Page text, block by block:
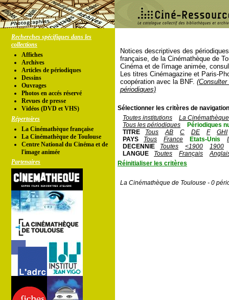
Recherches spécifiques dans les
collections
Affiches
Archives
Articles de périodiques
Dessins
Ouvrages
Photos en accés réservé
Revues de presse
Vidéos (DVD et VHS)
Répertoires
La Cinémathèque française
La Cinémathèque de Toulouse
Centre National du Cinéma et de
l'image animée
Partenaires
Notices descriptives des
française, de la Cinémathèque de
Cinéma et de l'image animée,
Les titres Cinémagazine et Paris-
coopération avec la BNF.
périodiques)
Sélectionner les critères de
Toutes institutions
La
Tous les périodiques
Périodiques
TITRE
Tous AB C DE F
GHI
PAYS
Tous France Etats-Unis
DECENNIE
Toutes <1900
1900
LANGUE
Toutes Français
Réinitialiser les critères
La Cinémathèque de Toulouse - 0